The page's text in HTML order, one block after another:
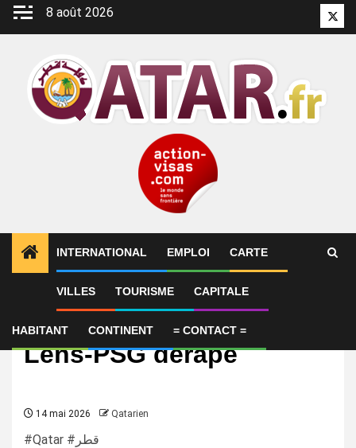
Aller
8 août 2026
INTERNATIONAL EMPLOI CARTE
VILLES TOURISME CAPITALE
HABITANT CONTINENT = CONTACT =
International
L’alcool et le Qatar,
Lens-PSG dérape
14 mai 2026 Qatarien
#Qatar #قطر